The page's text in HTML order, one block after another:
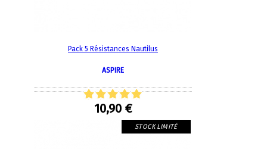
Pack 5 Résistances Nautilus
ASPIRE
10,90 €
STOCK LIMITÉ